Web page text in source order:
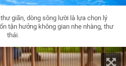
giãn, dòng sông lười là lựa chọn lý
tận hưởng không gian nhẹ nhàng, thư
thái.